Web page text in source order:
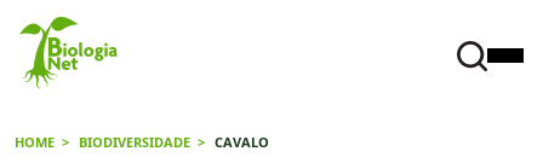
HOME BIODIVERSIDADE CAVALO